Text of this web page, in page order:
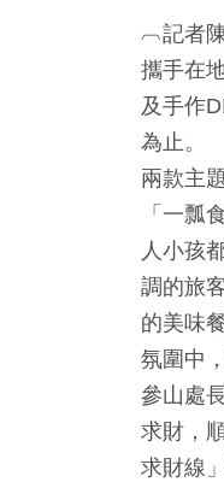
︹記者
攜手在
及手作
為止。
兩款主
「一瓢
人小孩
調的旅
的美味
氛圍中
參山處
求財，
求財線
+
評論